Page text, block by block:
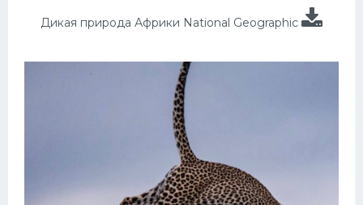
Дикая природа Африки National Geographic